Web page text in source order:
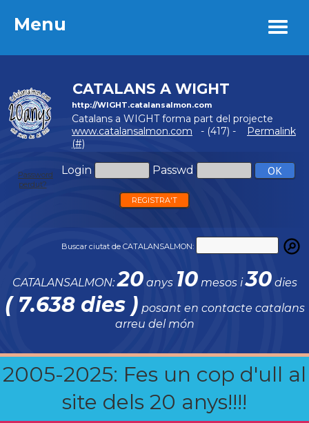
Menu
CATALANS A WIGHT
http://WIGHT.catalansalmon.com
Catalans a WIGHT forma part del projecte
www.catalansalmon.com - (417) -
Permalink
(#)
Login Passwd
Password
perdut?
REGISTRA'T
Buscar ciutat de CATALANSALMON:
CATALANSALMON:20anys 10mesos i30dies
( 7.638 dies ) posant en contacte catalans
arreu del món
2005-2025: Fes un cop d'ull al
site dels 20 anys!!!!
Menu